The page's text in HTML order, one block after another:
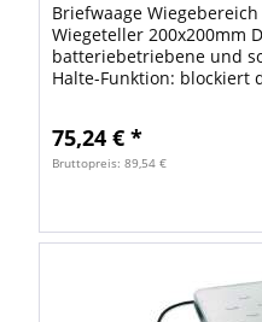
Briefwaage
Wiegeteller 200x200mm
batteriebetriebene und
Halte-Funktion: blockiert
75,24 € *
Bruttopreis: 89,54 €